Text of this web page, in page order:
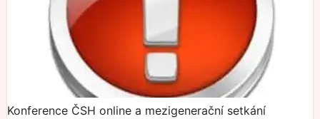
Konference ČSH online a mezigenerační setkání